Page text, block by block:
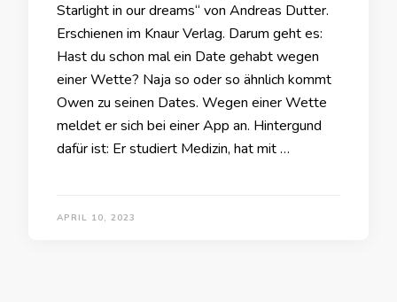
Starlight in our dreams“ von Andreas Dutter.
Erschienen im Knaur Verlag. Darum geht es:
Hast du schon mal ein Date gehabt wegen
einer Wette? Naja so oder so ähnlich kommt
Owen zu seinen Dates. Wegen einer Wette
meldet er sich bei einer App an. Hintergund
dafür ist: Er studiert Medizin, hat mit …
APRIL 10, 2023